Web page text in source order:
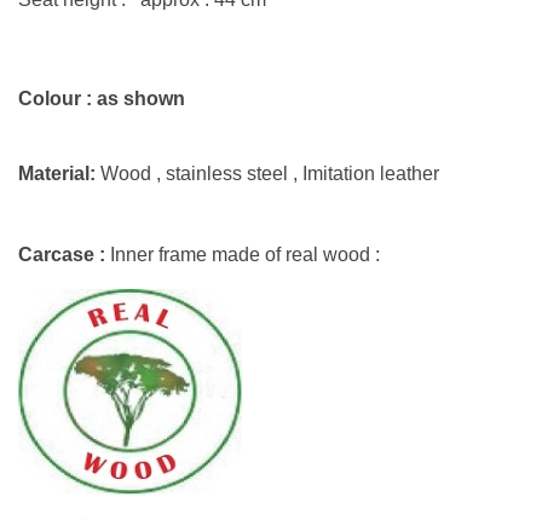
Colour : as shown
Material: Wood , stainless steel , Imitation leather
Carcase : Inner frame made of real wood :